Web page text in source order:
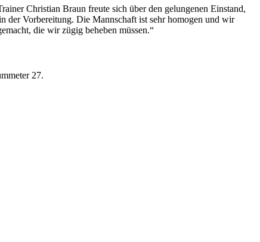
Christian Braun freute sich über den gelungenen Einstand,
der Vorbereitung. Die Mannschaft ist sehr homogen und wir
die wir zügig beheben müssen.“
27.